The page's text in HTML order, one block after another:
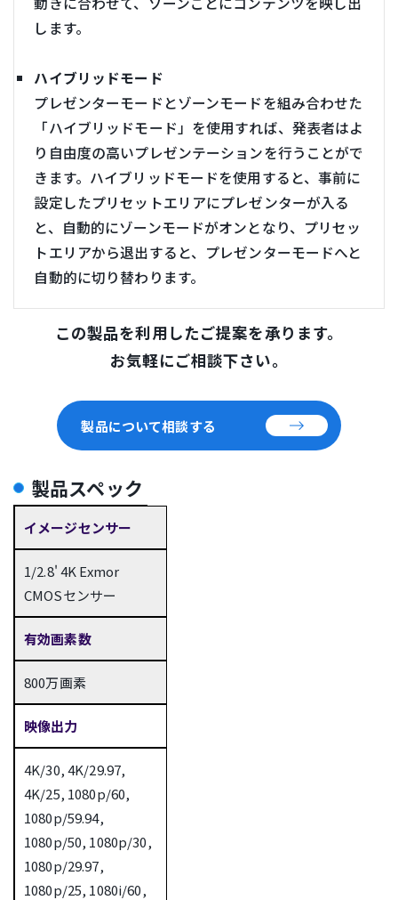
します。
ハイブリッドモード
プレゼンターモードとゾーンモードを組み合わせた
「ハイブリッドモード」を使用すれば、発表者はよ
り自由度の高いプレゼンテーションを行うことがで
きます。ハイブリッドモードを使用すると、事前に
設定したプリセットエリアにプレゼンターが入る
と、自動的にゾーンモードがオンとなり、プリセッ
トエリアから退出すると、プレゼンターモードへと
自動的に切り替わります。
この製品を利用したご提案を承ります。
お気軽にご相談下さい。
製品について相談する
製品スペック
イメージセンサー
1/2.8' 4K Exmor
CMOSセンサー
有効画素数
800万画素
映像出力
4K/30, 4K/29.97,
4K/25, 1080p/60,
1080p/59.94,
1080p/50, 1080p/30,
1080p/29.97,
1080p/25, 1080i/60,